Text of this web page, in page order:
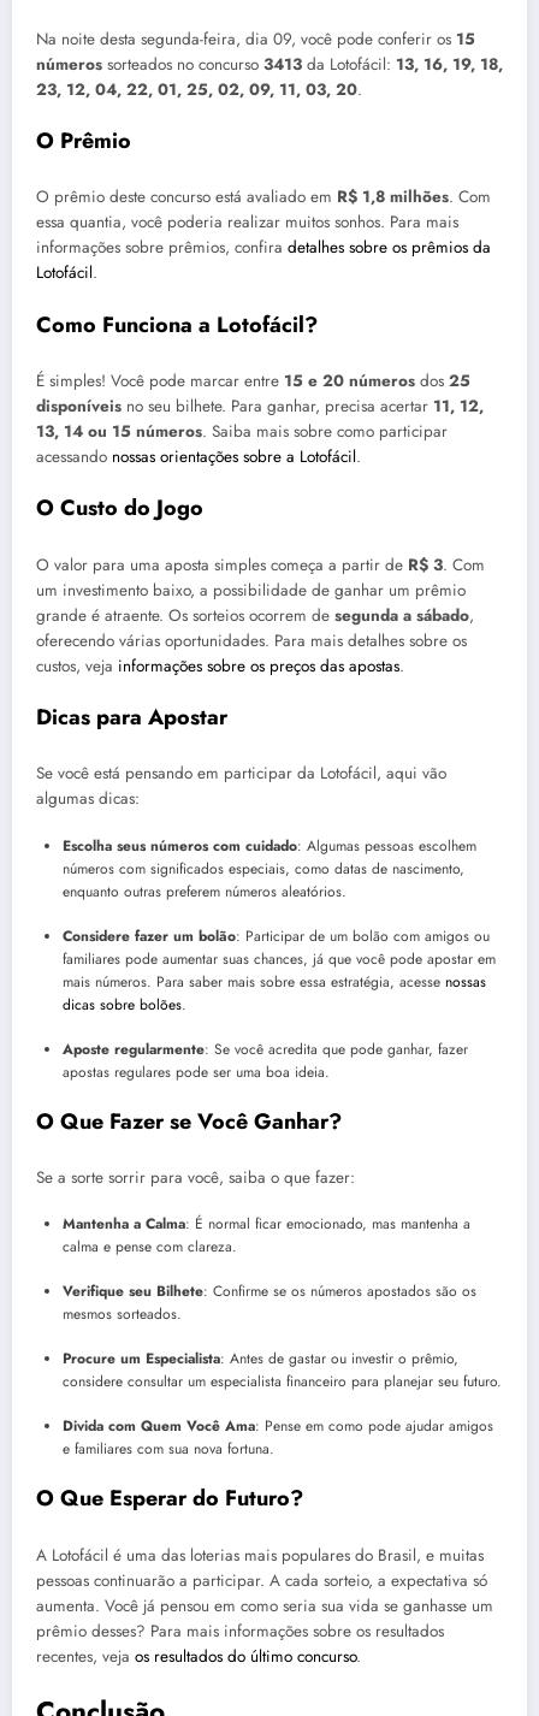
Na noite desta segunda-feira, dia 09, você pode conferir os 15
números sorteados no concurso 3413 da Lotofácil: 13, 16, 19, 18,
23, 12, 04, 22, 01, 25, 02, 09, 11, 03, 20.
O Prêmio
O prêmio deste concurso está avaliado em R$ 1,8 milhões. Com
essa quantia, você poderia realizar muitos sonhos. Para mais
informações sobre prêmios, confira detalhes sobre os prêmios da
Lotofácil.
Como Funciona a Lotofácil?
É simples! Você pode marcar entre 15 e 20 números dos 25
disponíveis no seu bilhete. Para ganhar, precisa acertar 11, 12,
13, 14 ou 15 números. Saiba mais sobre como participar
acessando nossas orientações sobre a Lotofácil.
O Custo do Jogo
O valor para uma aposta simples começa a partir de R$ 3. Com
um investimento baixo, a possibilidade de ganhar um prêmio
grande é atraente. Os sorteios ocorrem de segunda a sábado,
oferecendo várias oportunidades. Para mais detalhes sobre os
custos, veja informações sobre os preços das apostas.
Dicas para Apostar
Se você está pensando em participar da Lotofácil, aqui vão
algumas dicas:
Escolha seus números com cuidado: Algumas pessoas escolhem
números com significados especiais, como datas de nascimento,
enquanto outras preferem números aleatórios.
Considere fazer um bolão: Participar de um bolão com amigos ou
familiares pode aumentar suas chances, já que você pode apostar em
mais números. Para saber mais sobre essa estratégia, acesse nossas
dicas sobre bolões.
Aposte regularmente: Se você acredita que pode ganhar, fazer
apostas regulares pode ser uma boa ideia.
O Que Fazer se Você Ganhar?
Se a sorte sorrir para você, saiba o que fazer:
Mantenha a Calma: É normal ficar emocionado, mas mantenha a
calma e pense com clareza.
Verifique seu Bilhete: Confirme se os números apostados são os
mesmos sorteados.
Procure um Especialista: Antes de gastar ou investir o prêmio,
considere consultar um especialista financeiro para planejar seu futuro.
Divida com Quem Você Ama: Pense em como pode ajudar amigos
e familiares com sua nova fortuna.
O Que Esperar do Futuro?
A Lotofácil é uma das loterias mais populares do Brasil, e muitas
pessoas continuarão a participar. A cada sorteio, a expectativa só
aumenta. Você já pensou em como seria sua vida se ganhasse um
prêmio desses? Para mais informações sobre os resultados
recentes, veja os resultados do último concurso.